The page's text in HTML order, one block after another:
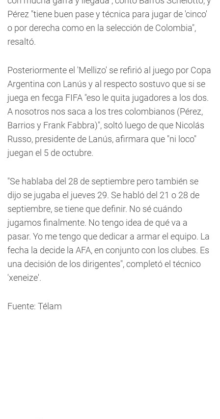
Pérez "tiene buen pase y técnica para jugar de 'cinco'
o por derecha como en la selección de Colombia",
resaltó.
Posteriormente el 'Mellizo' se refirió al juego por Copa
Argentina con Lanús y al respecto sostuvo que si se
juega en fecga FIFA "eso le quita jugadores a los dos.
A nosotros nos saca a los tres colombianos (Pérez,
Barrios y Frank Fabbra)", soltó luego de que Nicolás
Russo, presidente de Lanús, afirmara que "ni loco"
juegan el 5 de octubre.
"Se hablaba del 28 de septiembre pero también se
dijo se jugaba el jueves 29. Se habló del 21 o 28 de
septiembre, se tiene que definir. No sé cuándo
jugamos finalmente. No tengo idea de qué va a
pasar. Yo me tengo que dedicar a armar el equipo. La
fecha la decide la AFA, en conjunto con los clubes. Es
una decisión de los dirigentes", completó el técnico
'xeneize'.
Fuente: Télam